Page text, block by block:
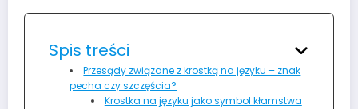
Spis treści
Przesądy związane z krostką na języku – znak
pecha czy szczęścia?
Krostka na języku jako symbol kłamstwa